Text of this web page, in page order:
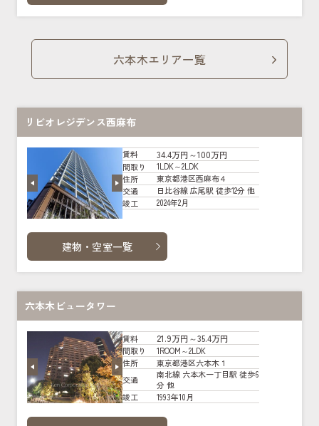
六本木エリア一覧
リビオレジデンス西麻布
賃料 34.4万円～100万円
間取り
1LDK～2LDK
住所
東京都港区西麻布４
交通
日比谷線 広尾駅 徒歩12分 他
竣工
2024年2月
建物・空室一覧
六本木ビュータワー
賃料 21.9万円～35.4万円
間取り
1ROOM～2LDK
住所
東京都港区六本木１
交通
南北線 六本木一丁目駅 徒歩6
分 他
竣工
1993年10月